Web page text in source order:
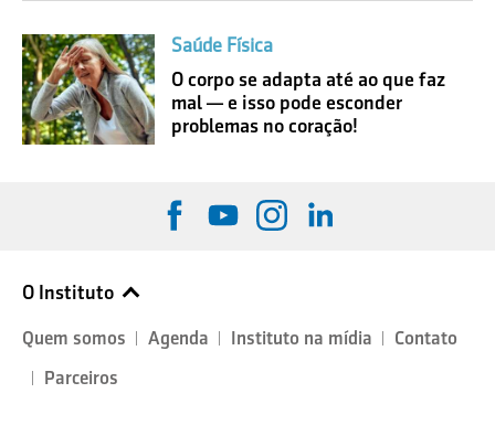
Saúde Física
O corpo se adapta até ao que faz
mal — e isso pode esconder
problemas no coração!
O Instituto
Quem somos Agenda Instituto na mídia
Contato
Parceiros